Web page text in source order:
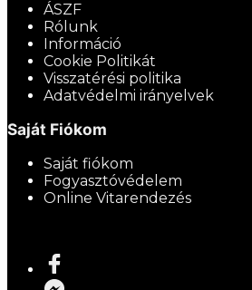
ÁSZF
Rólunk
Információ
Cookie Politikát
Visszatérési politika
Adatvédelmi irányelvek
Saját Fiókom
Saját fiókom
Fogyasztóvédelem
Online Vitarendezés